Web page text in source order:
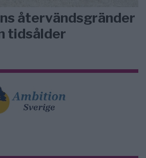
återvändsgränder
tidsålder